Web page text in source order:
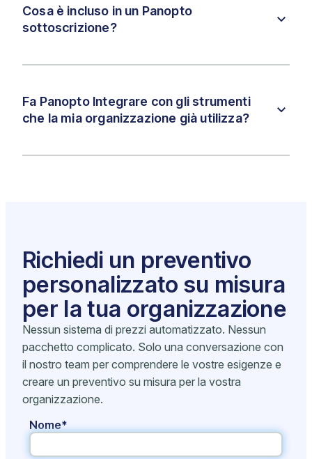
Cosa è incluso in un Panopto
sottoscrizione?
Fa Panopto Integrare con gli strumenti
che la mia organizzazione già utilizza?
Richiedi un preventivo
personalizzato su misura
per la tua organizzazione
Nessun sistema di prezzi automatizzato. Nessun
pacchetto complicato. Solo una conversazione con
il nostro team per comprendere le vostre esigenze e
creare un preventivo su misura per la vostra
organizzazione.
Nome*